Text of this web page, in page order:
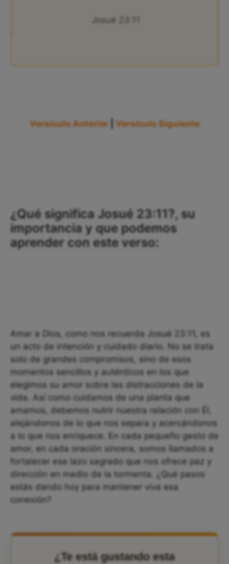
Josué 23:11
Versículo Anterior Versículo Siguiente
¿Qué significa Josué 23:11?, su
importancia y que podemos
aprender con este verso:
Amar a Dios, como nos recuerda Josué 23:11, es
un acto de intención y cuidado diario. No se trata
solo de grandes compromisos, sino de esos
momentos sencillos y auténticos en los que
elegimos su amor sobre las distracciones de la
vida. Así como cuidamos de una planta que
amamos, debemos nutrir nuestra relación con Él,
alejándonos de lo que nos separa y acercándonos
a lo que nos enriquece. En cada pequeño gesto de
amor, en cada oración sincera, somos llamados a
fortalecer ese lazo sagrado que nos ofrece paz y
dirección en medio de la tormenta. ¿Qué pasos
estás dando hoy para mantener viva esa
conexión?
¿Te está gustando esta